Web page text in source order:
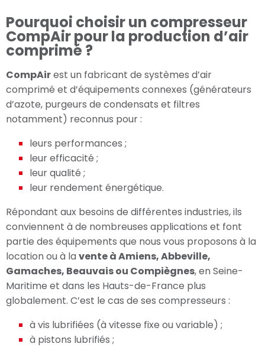
Pourquoi choisir un compresseur
CompAir pour la production d’air
comprimé ?
CompAirest un fabricant de systèmes d’air
comprimé et d’équipements connexes (générateurs
d’azote, purgeurs de condensats et filtres
notamment) reconnus pour :
leurs performances ;
leur efficacité ;
leur qualité ;
leur rendement énergétique.
Répondant aux besoins de différentes industries, ils
conviennent à de nombreuses applications et font
partie des équipements que nous vous proposons à la
location ou à la vente à Amiens, Abbeville,
Gamaches, Beauvais ou Compiègnes, en Seine-
Maritime et dans les Hauts-de-France plus
globalement. C’est le cas de ses compresseurs :
à vis lubrifiées (à vitesse fixe ou variable) ;
à pistons lubrifiés ;